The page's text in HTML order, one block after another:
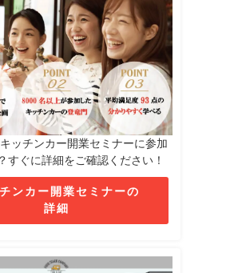
ッチンカー開業セミナーに参加
すぐに詳細をご確認ください！
ンカー開業セミナーの
詳細